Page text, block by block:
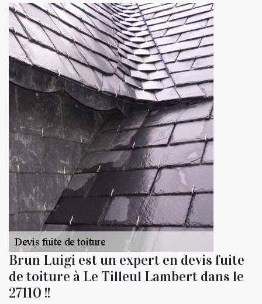
Brun Luigi est un expert en devis fuite
de toiture à Le Tilleul Lambert dans le
27110 !!